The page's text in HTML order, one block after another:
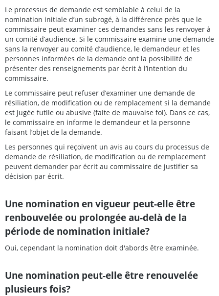
Le processus de demande est semblable à celui de la
nomination initiale d’un subrogé, à la différence près que le
commissaire peut examiner ces demandes sans les renvoyer à
un comité d’audience. Si le commissaire examine une demande
sans la renvoyer au comité d’audience, le demandeur et les
personnes informées de la demande ont la possibilité de
présenter des renseignements par écrit à l’intention du
commissaire.
Le commissaire peut refuser d’examiner une demande de
résiliation, de modification ou de remplacement si la demande
est jugée futile ou abusive (faite de mauvaise foi). Dans ce cas,
le commissaire en informe le demandeur et la personne
faisant l’objet de la demande.
Les personnes qui reçoivent un avis au cours du processus de
demande de résiliation, de modification ou de remplacement
peuvent demander par écrit au commissaire de justifier sa
décision par écrit.
Une nomination en vigueur peut-elle être
renbouvelée ou prolongée au-delà de la
période de nomination initiale?
Oui, cependant la nomination doit d'abords être examinée.
Une nomination peut-elle être renouvelée
plusieurs fois?